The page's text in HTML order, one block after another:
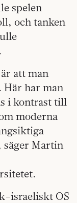
spelen
och tanken
att man
har man
i kontrast till
moderna
säger Martin
israeliskt OS